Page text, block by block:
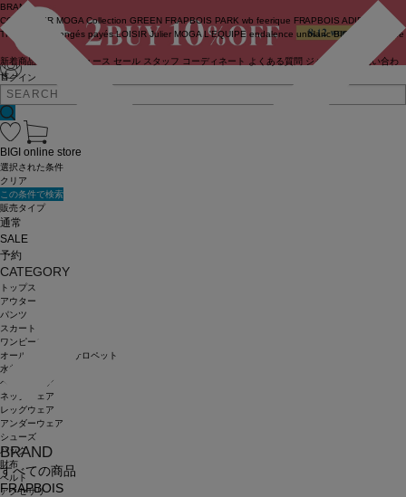
ログイン
BRAND
COUTURIER MOGA Collection GREEN FRAPBOIS PARK wb feerique FRAPBOIS ADIEU
TRISTESSE
congés payés LOISIR Julier MOGA L'EQUIPE endalence unbilanc BIGI online store
新着商品 ニュース セール スタッフ コーディネート よくある質問 ジャーナル
お問い合わ
せ
BRAND
すべての商品
FRAPBOIS
BIGI online store
選択された条件
クリア
この条件で検索
販売タイプ
通常
SALE
予約
CATEGORY
トップス
アウター
パンツ
スカート
ワンピース
オールインワン・サロペット
水着
ヘッドウェア
ネックウェア
レッグウェア
アンダーウェア
シューズ
バッグ
財布
ベルト
アクセサリ